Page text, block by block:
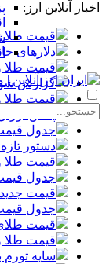
اخبار آنلاین ارز:
قیمت طلا و
دلارهای
قیمت طلا و سکه امروز
گزارش
قیمت طلا و سکه امروز
پالس
جدول قیمت
دستور تازه برای
قیمت طلا و سکه امروز
جدول قیمت طلا و
قیمت جدید دلار و
جدول قیمت
قیمت طلای 18عیار امروز شنبه 10مرداد 1405/ افزایش قیمت + جدول
قیمت طلا و سکه
سایه تورم